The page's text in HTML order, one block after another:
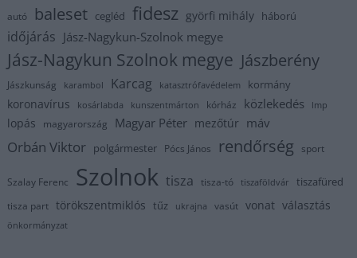
autó baleset cegléd fidesz györfi mihály háború
időjárás Jász-Nagykun-Szolnok megye
Jász-Nagykun Szolnok megye Jászberény
Jászkunság karambol Karcag katasztrófavédelem kormány
koronavírus kosárlabda kunszentmárton kórház közlekedés lmp
lopás magyarország Magyar Péter mezőtúr máv
Orbán Viktor polgármester Pócs János rendőrség sport
Szalay Ferenc Szolnok tisza tisza-tó tiszaföldvár tiszafüred
tisza part törökszentmiklós tűz ukrajna vasút vonat választás
önkormányzat